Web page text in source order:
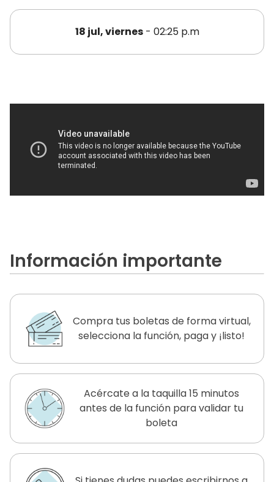
18 jul, viernes- 02:25 p.m
Información importante
Compra tus boletas de forma virtual,
selecciona la función, paga y ¡listo!
Acércate a la taquilla 15 minutos
antes de la función para validar tu
boleta